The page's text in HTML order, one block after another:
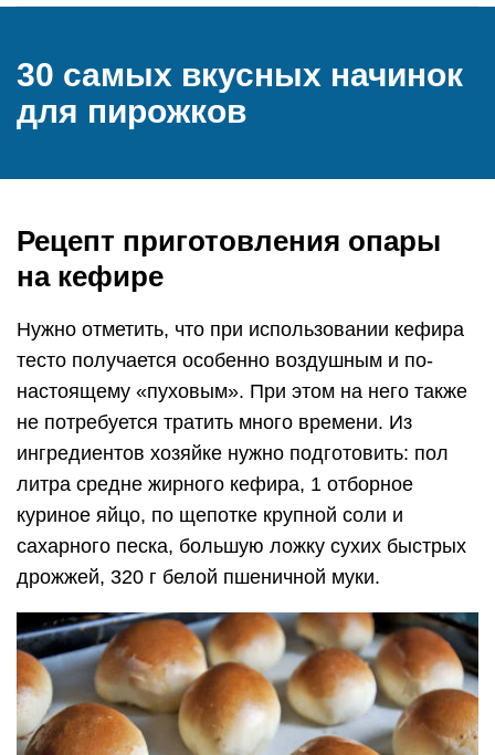
30 самых вкусных начинок
для пирожков
Рецепт приготовления опары
на кефире
Нужно отметить, что при использовании кефира
тесто получается особенно воздушным и по-
настоящему «пуховым». При этом на него также
не потребуется тратить много времени. Из
ингредиентов хозяйке нужно подготовить: пол
литра средне жирного кефира, 1 отборное
куриное яйцо, по щепотке крупной соли и
сахарного песка, большую ложку сухих быстрых
дрожжей, 320 г белой пшеничной муки.